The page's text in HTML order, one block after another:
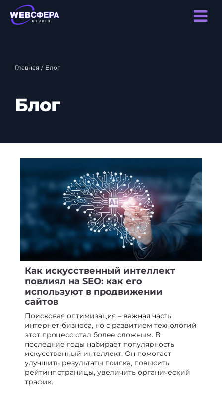
Главная / Блог
Блог
Как искусственный интеллект
повлиял на SEO: как его
используют в продвижении
сайтов
Поисковая оптимизация – важная часть
интернет-бизнеса, но с развитием технологий
этот процесс стал более сложным. В
последние годы набирает популярность
искусственный интеллект. Он помогает
улучшить результаты поиска, повысить
рейтинг страницы, увеличить органический
трафик.